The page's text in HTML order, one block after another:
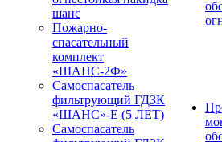
шанс
Пожарно-
спасательный
комплект
«ШАНС-2Ф»
Самоспасатель
фильтрующий ГДЗК
«ШАНС»-Е (5 ЛЕТ)
Самоспасатель